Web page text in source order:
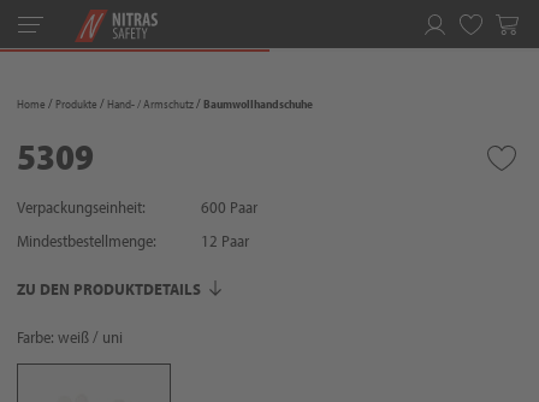
Toggle
navigation
Home Produkte Hand- / Armschutz Baumwollhandschuhe
5309
Verpackungseinheit:
600 Paar
Mindestbestellmenge:
12 Paar
ZU DEN PRODUKTDETAILS
Farbe: weiß / uni